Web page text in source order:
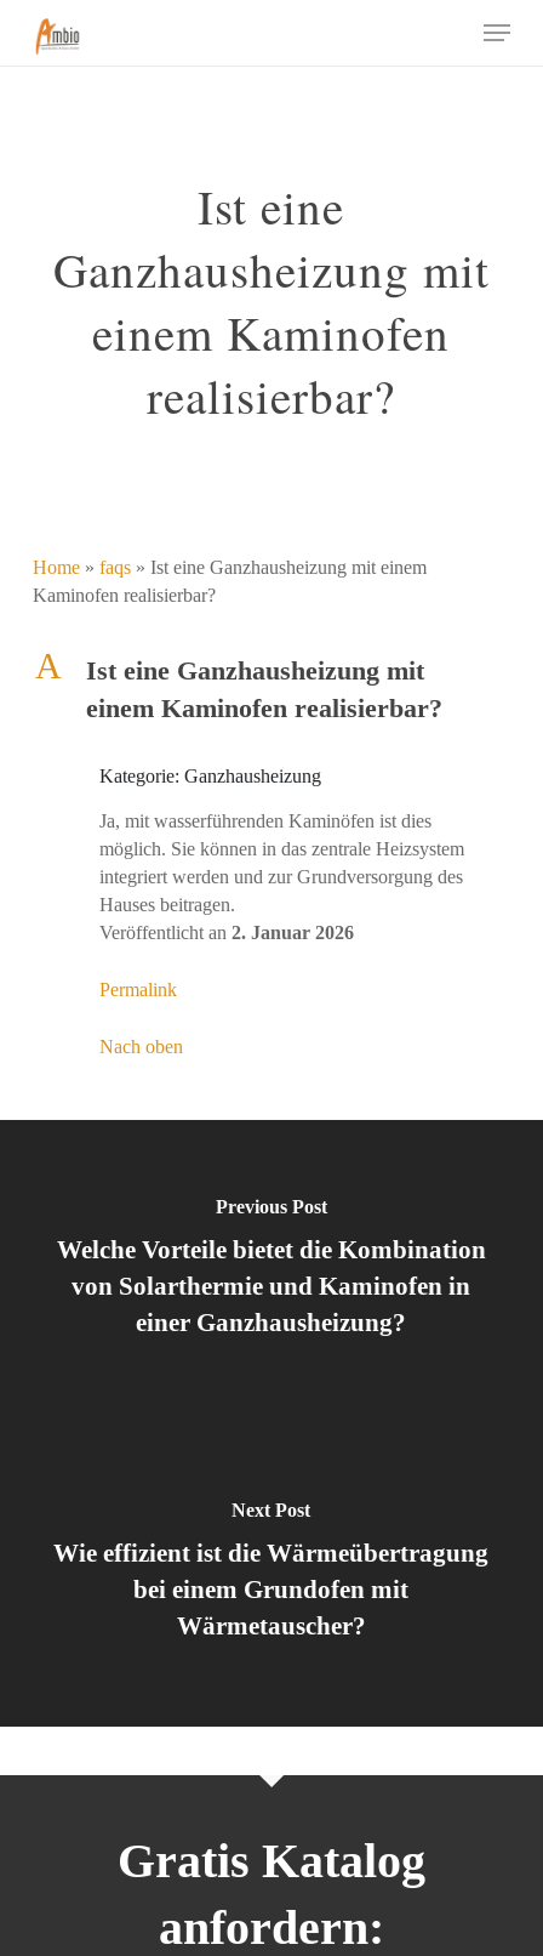
Menu
Ist eine
Ganzhausheizung mit
einem Kaminofen
realisierbar?
Home» faqs» Ist eine Ganzhausheizung mit einem
Kaminofen realisierbar?
A
Ist eine Ganzhausheizung mit
einem Kaminofen realisierbar?
Kategorie: Ganzhausheizung
Ja, mit wasserführenden Kaminöfen ist dies
möglich. Sie können in das zentrale Heizsystem
integriert werden und zur Grundversorgung des
Hauses beitragen.
Veröffentlicht an 2. Januar 2026
Permalink
Nach oben
Previous Post
Welche Vorteile bietet die Kombination
von Solarthermie und Kaminofen in
einer Ganzhausheizung?
Next Post
Wie effizient ist die Wärmeübertragung
bei einem Grundofen mit
Wärmetauscher?
Gratis Katalog
anfordern: